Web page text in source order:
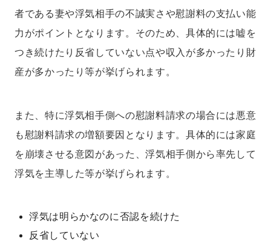
者である妻や浮気相手の不誠実さや慰謝料の支払い能
力がポイントとなります。そのため、具体的には嘘を
つき続けたり反省していない点や収入が多かったり財
産が多かったり等が挙げられます。
また、特に浮気相手側への慰謝料請求の場合には悪意
も慰謝料請求の増額要因となります。具体的には家庭
を崩壊させる意図があった、浮気相手側から率先して
浮気を主導した等が挙げられます。
浮気は明らかなのに否認を続けた
反省していない